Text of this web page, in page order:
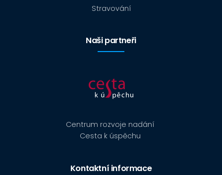
Stravování
Naši partneři
Centrum rozvoje nadání
Cesta k úspěchu
Kontaktní informace